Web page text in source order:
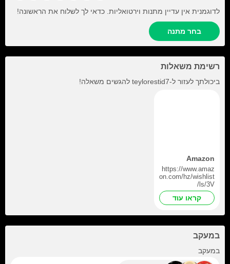
לדוגמנית אין עדיין מתנות וירטואליות. כדאי לך לשלוח את הראשונה!
בחר מתנה
רשימת משאלות
ביכולתך לעזור ל-teylorestid7 להגשים משאלה!
Amazon
https://www.amaz
on.com/hz/wishlist
/ls/3V
O3E7EOFNQB8/r
ef=nav_wishlist_li
sts_4
קראו עוד
במעקב
במעקב